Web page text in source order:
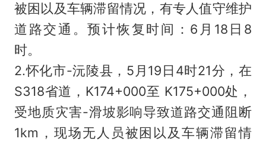
被困以及车辆滞留情况，有专人值守维护
道路交通。预计恢复时间：6月18日8
时。
2.怀化市-沅陵县，5月19日4时21分，在
S318省道，K174+000至 K175+000处，
受地质灾害-滑坡影响导致道路交通阻断
1km，现场无人员被困以及车辆滞留情